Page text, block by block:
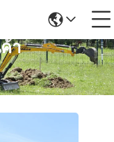
า